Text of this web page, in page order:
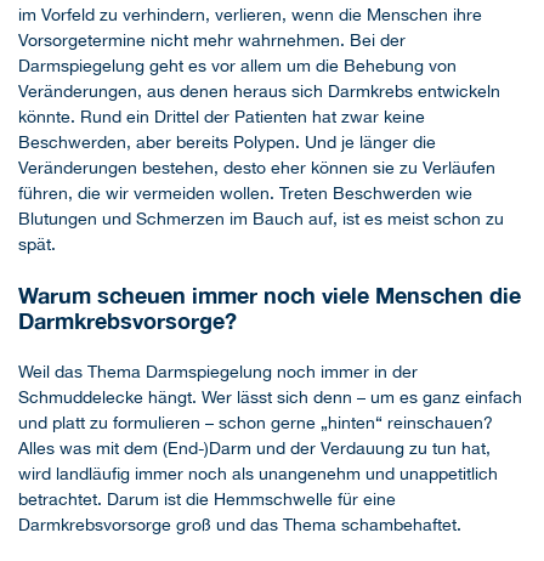
im Vorfeld zu verhindern, verlieren, wenn die Menschen ihre
Vorsorgetermine nicht mehr wahrnehmen. Bei der
Darmspiegelung geht es vor allem um die Behebung von
Veränderungen, aus denen heraus sich Darmkrebs entwickeln
könnte. Rund ein Drittel der Patienten hat zwar keine
Beschwerden, aber bereits Polypen. Und je länger die
Veränderungen bestehen, desto eher können sie zu Verläufen
führen, die wir vermeiden wollen. Treten Beschwerden wie
Blutungen und Schmerzen im Bauch auf, ist es meist schon zu
spät.
Warum scheuen immer noch viele Menschen die
Darmkrebsvorsorge?
Weil das Thema Darmspiegelung noch immer in der
Schmuddelecke hängt. Wer lässt sich denn – um es ganz einfach
und platt zu formulieren – schon gerne „hinten“ reinschauen?
Alles was mit dem (End-)Darm und der Verdauung zu tun hat,
wird landläufig immer noch als unangenehm und unappetitlich
betrachtet. Darum ist die Hemmschwelle für eine
Darmkrebsvorsorge groß und das Thema schambehaftet.